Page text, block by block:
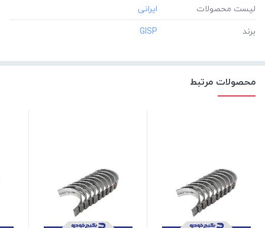
لیست محصولات
برند
‎GISP
محصولات مرتبط